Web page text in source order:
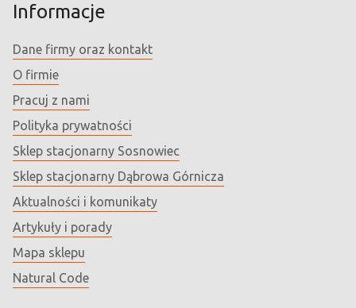
Informacje
Dane firmy oraz kontakt
O firmie
Pracuj z nami
Polityka prywatności
Sklep stacjonarny Sosnowiec
Sklep stacjonarny Dąbrowa Górnicza
Aktualności i komunikaty
Artykuły i porady
Mapa sklepu
Natural Code